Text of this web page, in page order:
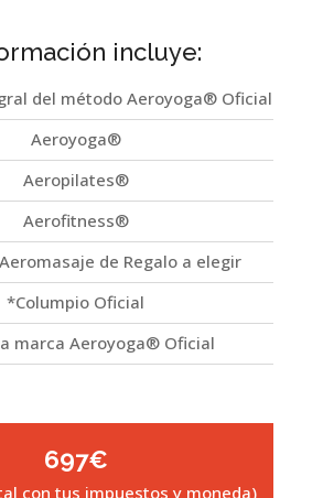
incluye:
del método Aeroyoga® Oficial
Aeroyoga®
Aeropilates®
Aerofitness®
de Regalo a elegir
*Columpio Oficial
marca Aeroyoga® Oficial
697€
con tus impuestos y moneda)